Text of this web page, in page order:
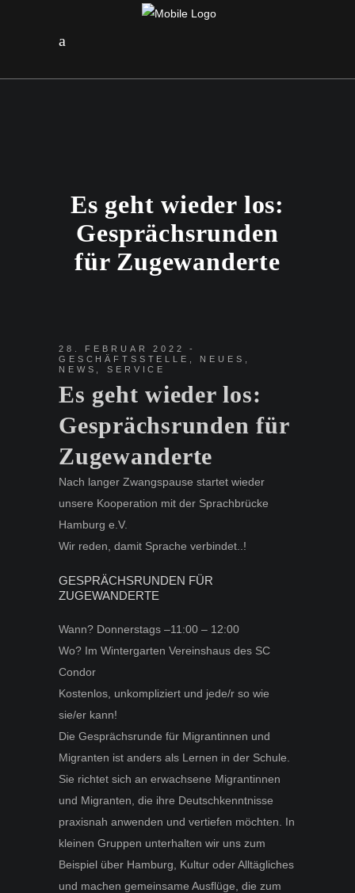
Es geht wieder los:
Gesprächsrunden
für Zugewanderte
28. FEBRUAR 2022
GESCHÄFTSSTELLE
NEUES
NEWS
,SERVICE
Es geht wieder los:
Gesprächsrunden für
Zugewanderte
Nach langer Zwangspause startet wieder
unsere Kooperation mit der Sprachbrücke
Hamburg e.V.
Wir reden, damit Sprache verbindet..!
GESPRÄCHSRUNDEN FÜR
ZUGEWANDERTE
Wann? Donnerstags –11:00 – 12:00
Wo? Im Wintergarten Vereinshaus des SC
Condor
Kostenlos, unkompliziert und jede/r so wie
sie/er kann!
Die Gesprächsrunde für Migrantinnen und
Migranten ist anders als Lernen in der Schule.
Sie richtet sich an erwachsene Migrantinnen
und Migranten, die ihre Deutschkenntnisse
praxisnah anwenden und vertiefen möchten. In
kleinen Gruppen unterhalten wir uns zum
Beispiel über Hamburg, Kultur oder Alltägliches
und machen gemeinsame Ausflüge, die zum